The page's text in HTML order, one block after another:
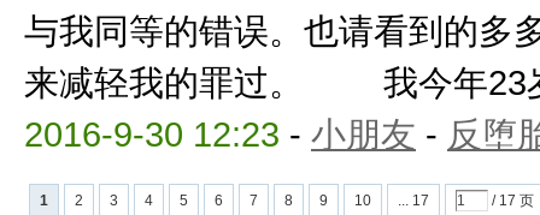
与我同等的错误。也请看到的多
来减轻我的罪过。 我今年23
2016-9-30 12:23 - 小朋友 - 反堕
1 2 3 4 5 6 7 8 9 10 ... 17 / 17 页